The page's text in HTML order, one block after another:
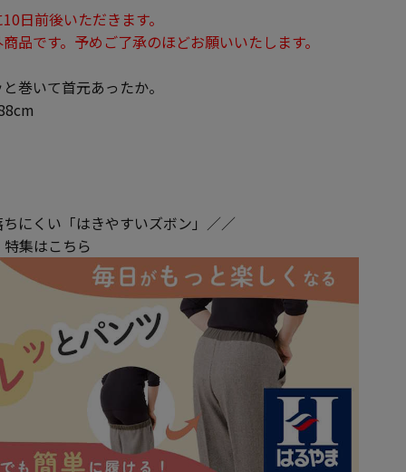
日前後いただきます。
品です。予めご了承のほどお願いいたします。
巻いて首元あったか。
にくい「はきやすいズボン」／／
集はこちら